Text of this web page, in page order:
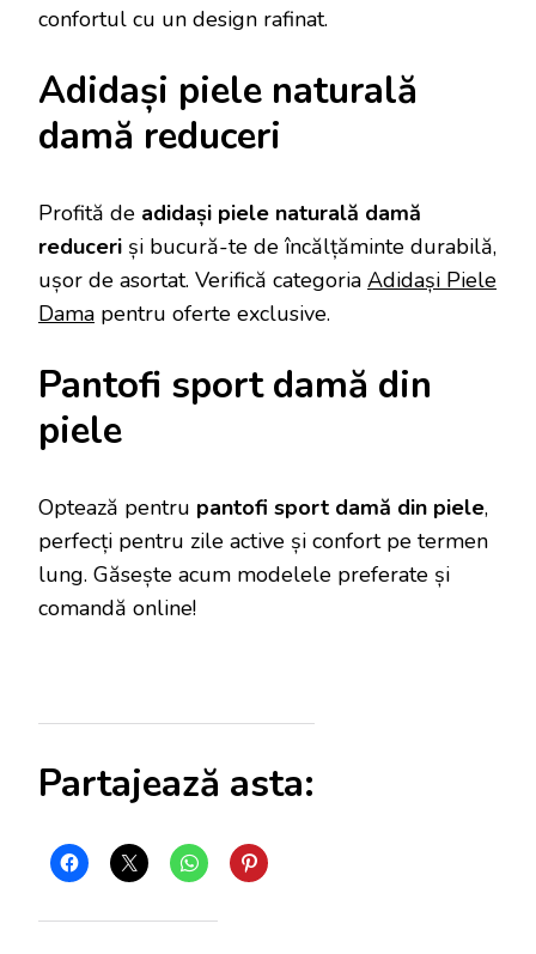
confortul cu un design rafinat.
Adidași piele naturală
damă reduceri
Profită de adidași piele naturală damă
reduceri și bucură-te de încălțăminte durabilă,
ușor de asortat. Verifică categoria Adidași Piele
Dama pentru oferte exclusive.
Pantofi sport damă din
piele
Optează pentru pantofi sport damă din piele,
perfecți pentru zile active și confort pe termen
lung. Găsește acum modelele preferate și
comandă online!
Partajează asta: